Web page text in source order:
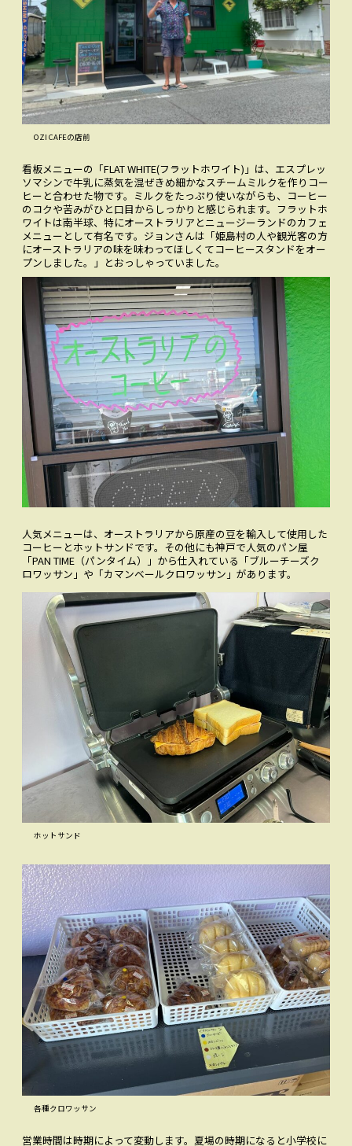
OZI CAFEの店前
看板メニューの「FLAT WHITE(フラットホワイト)」は、エスプレッ
ソマシンで牛乳に蒸気を混ぜきめ細かなスチームミルクを作りコー
ヒーと合わせた物です。ミルクをたっぷり使いながらも、コーヒー
のコクや苦みがひと口目からしっかりと感じられます。フラットホ
ワイトは南半球、特にオーストラリアとニュージーランドのカフェ
メニューとして有名です。ジョンさんは「姫島村の人や観光客の方
にオーストラリアの味を味わってほしくてコーヒースタンドをオー
プンしました。」とおっしゃっていました。
人気メニューは、オーストラリアから原産の豆を輸入して使用した
コーヒーとホットサンドです。その他にも神戸で人気のパン屋
「PAN TIME（パンタイム）」から仕入れている「ブルーチーズク
ロワッサン」や「カマンベールクロワッサン」があります。
ホットサンド
各種クロワッサン
営業時間は時期によって変動します。夏場の時期になると小学校に